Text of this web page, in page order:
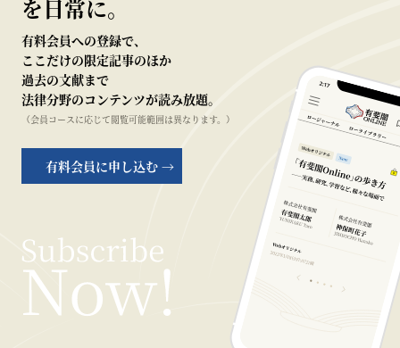
を日常に。
有料会員への登録で、
ここだけの限定記事のほか
過去の文献まで
法律分野のコンテンツが読み放題。
（会員コースに応じて閲覧可能範囲は異なります。）
有料会員に申し込む →